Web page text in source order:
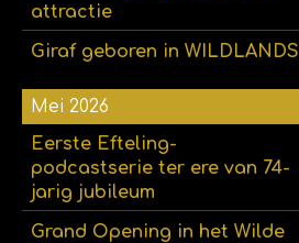
attractie
Giraf geboren in WILDLANDS
Mei 2026
Eerste Efteling-
podcastserie ter ere van 74-
jarig jubileum
Grand Opening in het Wilde